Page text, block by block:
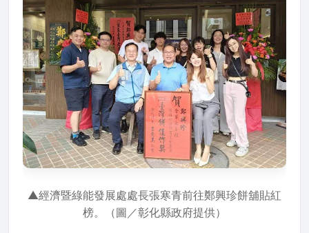
▲經濟暨綠能發展處處長張寒青前往鄭興珍餅舖貼紅
榜。（圖／彰化縣政府提供）